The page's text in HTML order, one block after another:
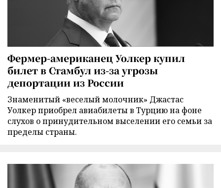
Фермер-американец Уолкер купил
билет в Стамбул из-за угрозы
депортации из России
Знаменитый «веселый молочник» Джастас
Уолкер приобрел авиабилеты в Турцию на фоне
слухов о принудительном выселении его семьи за
пределы страны.